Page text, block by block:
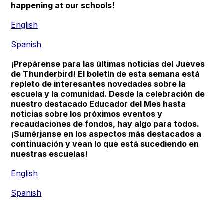
happening at our schools!
English
Spanish
¡Prepárense para las últimas noticias del Jueves
de Thunderbird! El boletín de esta semana está
repleto de interesantes novedades sobre la
escuela y la comunidad. Desde la celebración de
nuestro destacado Educador del Mes hasta
noticias sobre los próximos eventos y
recaudaciones de fondos, hay algo para todos.
¡Sumérjanse en los aspectos más destacados a
continuación y vean lo que está sucediendo en
nuestras escuelas!
English
Spanish